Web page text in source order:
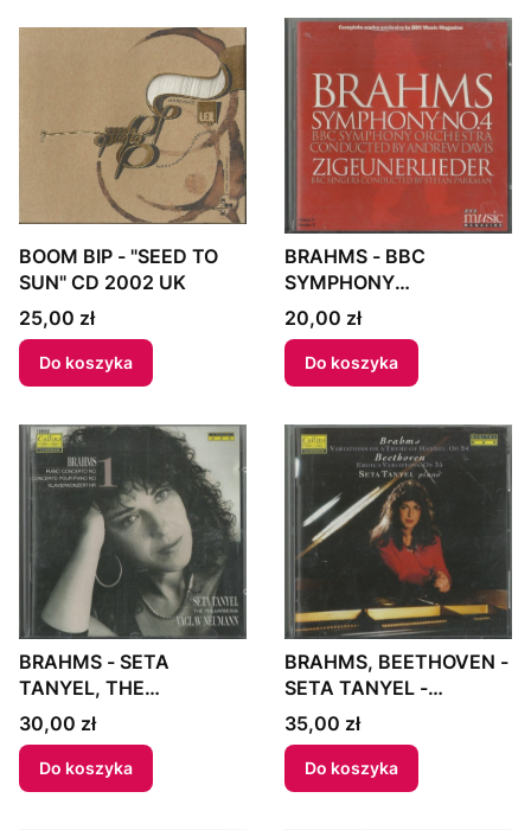
BOOM BIP - "SEED TO
SUN" CD 2002 UK
Cena
25,00 zł
Do koszyka
BRAHMS - BBC
SYMPHONY
ORCHESTRA
CONDUCTED BY
ANDREW DAIVD, BBC
SINGERS CONDUCTED
"SYMPHONY MO. 4 /
ZIGEUNERLIEDER" CD
1997 UK
Cena
20,00 zł
Do koszyka
BRAHMS - SETA
TANYEL, THE
PHILHARMONIA,
VÁCLAV NEUMANN -
"PIANO CONCERTO NO.
1 / CONCERTO POUR
Cena
30,00 zł
Do koszyka
BRAHMS, BEETHOVEN -
SETA TANYEL -
"'HANDEL' VARIATIONS,
OP 24 / 'EROICA'
VARIATIONS, OP 35" CD
1989 Europe
Cena
35,00 zł
Do koszyka